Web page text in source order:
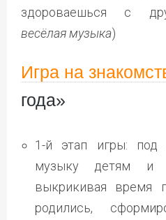
здороваешься с
весёлая музыка)
Игра на
года»
1-й этап игры:
музыку детям и
выкрикивая время
родились,